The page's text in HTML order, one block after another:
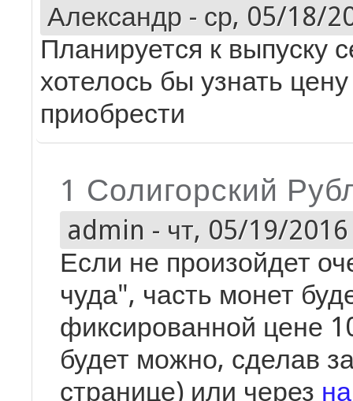
Александр - ср, 05/18/
Планируется к выпуску
хотелось бы узнать
приобрести
1 Солигорский
admin - чт, 05/19/
Если не произойдет
чуда", часть монет
фиксированной цене
будет можно, сделав
странице) или через